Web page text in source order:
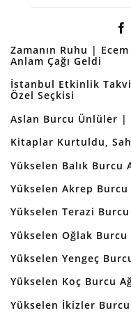
Zamanın Ruhu |
Anlam Çağı Geldi
İstanbul Etkinlik
Özel Seçkisi
Aslan Burcu Ünlüler
Kitaplar Kurtuldu,
Yükselen Balık Burcu
Yükselen Akrep Burcu
Yükselen Terazi
Yükselen Oğlak Burcu
Yükselen Yengeç
Yükselen Koç Burcu
Yükselen İkizler